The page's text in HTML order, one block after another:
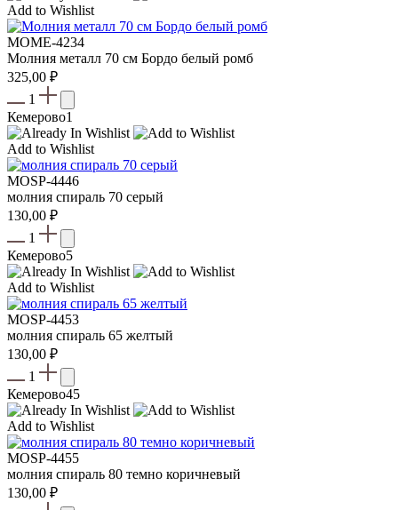
Add to Wishlist
МOME-4234
Молния металл 70 см Бордо белый ромб
325,00 ₽
1
Кемерово1
Add to Wishlist
MOSP-4446
молния спираль 70 серый
130,00 ₽
1
Кемерово5
Add to Wishlist
MOSP-4453
молния спираль 65 желтый
130,00 ₽
1
Кемерово45
Add to Wishlist
MOSP-4455
молния спираль 80 темно коричневый
130,00 ₽